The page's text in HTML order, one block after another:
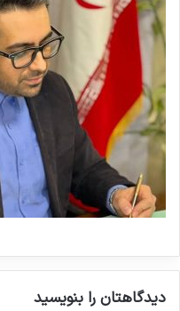
دیدگاهتان را بنویسید